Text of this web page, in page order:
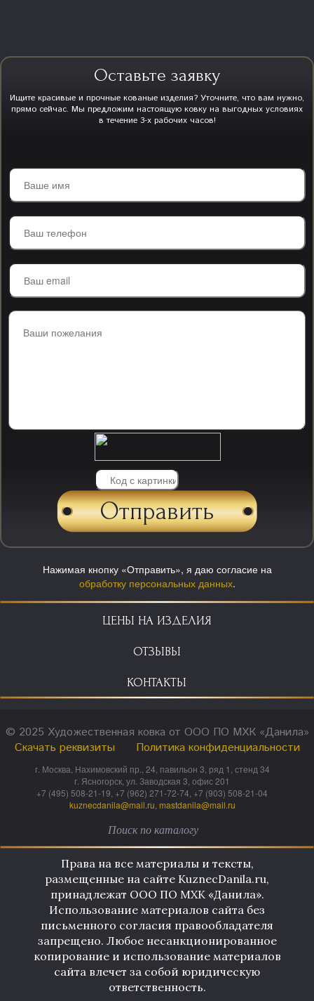
Оставьте заявку
Ищите красивые и прочные кованые изделия? Уточните, что вам нужно,
прямо сейчас. Мы предложим настоящую ковку на выгодных условиях
в течение 3-х рабочих часов!
Нажимая кнопку «Отправить», я даю согласие на
обработку персональных данных.
ЦЕНЫ НА ИЗДЕЛИЯ
ОТЗЫВЫ
КОНТАКТЫ
© 2025 Художественная ковка от ООО ПО МХК «Данила»
Скачать реквизиты
Политика конфиденциальности
г. Москва, Нахимовский пр., 24, павильон 3, ряд 1, стенд 34
г. Ясногорск, ул. Заводская 3, офис 201
+7 (495) 508-21-19, +7 (962) 271-72-74, +7 (903) 508-21-04
kuznecdanila@mail.ru mastdanila@mail.ru
Права на все материалы и тексты,
размещенные на сайте KuznecDanila.ru,
принадлежат ООО ПО МХК «Данила».
Использование материалов сайта без
письменного согласия правообладателя
запрещено. Любое несанкционированное
копирование и использование материалов
сайта влечет за собой юридическую
ответственность.